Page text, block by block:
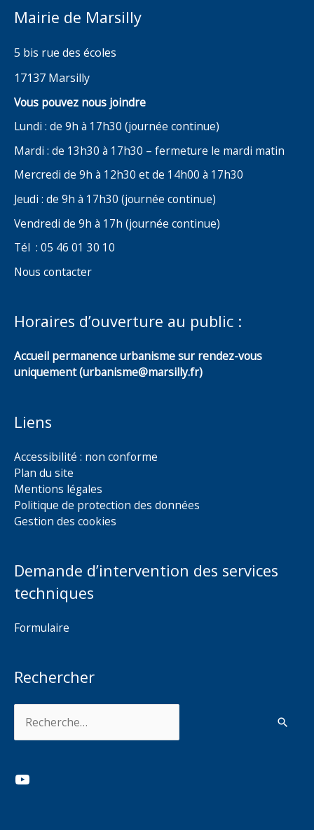
Mairie de Marsilly
5 bis rue des écoles
17137 Marsilly
Vous pouvez nous joindre
Lundi : de 9h à 17h30 (journée continue)
Mardi : de 13h30 à 17h30 – fermeture le mardi matin
Mercredi de 9h à 12h30 et de 14h00 à 17h30
Jeudi : de 9h à 17h30 (journée continue)
Vendredi de 9h à 17h (journée continue)
Tél : 05 46 01 30 10
Nous contacter
Horaires d’ouverture au public :
Accueil permanence urbanisme sur rendez-vous
uniquement (urbanisme@marsilly.fr)
Liens
Accessibilité : non conforme
Plan du site
Mentions légales
Politique de protection des données
Gestion des cookies
Demande d’intervention des services
techniques
Formulaire
Rechercher
YouTube